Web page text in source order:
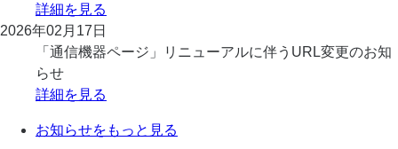
詳細を見る
2026年02月17日
「通信機器ページ」リニューアルに伴うURL変更のお知
らせ
詳細を見る
お知らせをもっと見る